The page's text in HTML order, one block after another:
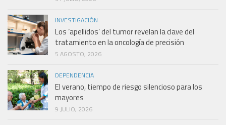
INVESTIGACIÓN
Los ‘apellidos’ del tumor revelan la clave del
tratamiento en la oncología de precisión
5 AGOSTO, 2026
DEPENDENCIA
El verano, tiempo de riesgo silencioso para los
mayores
9 JULIO, 2026